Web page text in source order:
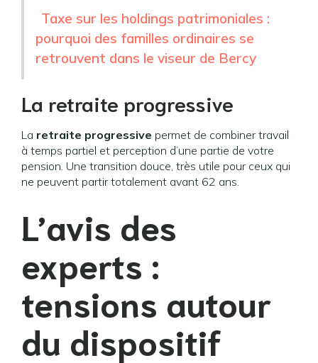
Taxe sur les holdings patrimoniales :
pourquoi des familles ordinaires se
retrouvent dans le viseur de Bercy
La retraite progressive
La retraite progressive permet de combiner travail
à temps partiel et perception d’une partie de votre
pension. Une transition douce, très utile pour ceux qui
ne peuvent partir totalement avant 62 ans.
L’avis des
experts :
tensions autour
du dispositif